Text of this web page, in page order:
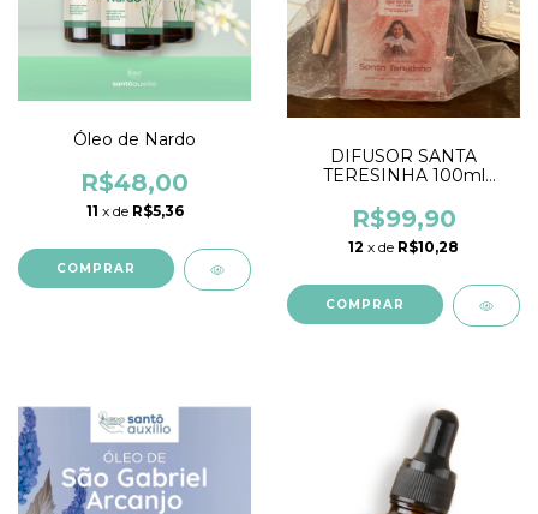
Óleo de Nardo
R$48,00
11 x de R$5,36
DIFUSOR SANTA
TERESINHA 100ml
EXTRAORDINÁRIO)
R$99,90
12 x de R$10,28